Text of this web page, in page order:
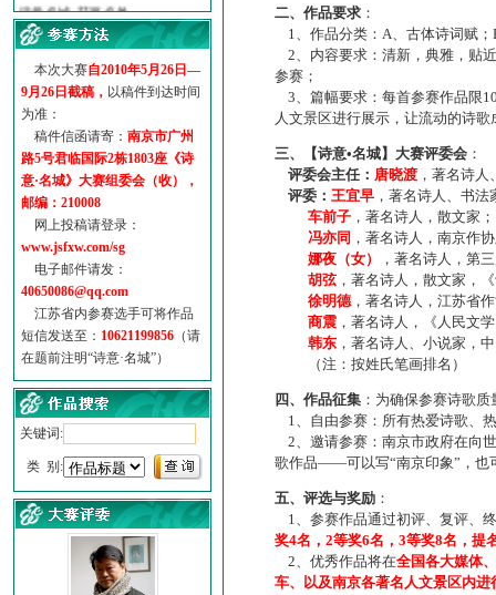
·【诗意·名城】地铁展示作...
诗意名城·地铁时间
参赛作品多达5000多首
“诗意·名城”晒诗会
特别通知--致广大诗词爱好...
本次大赛自2010年5月26日—
9月26日截稿， 以稿件到达时间
为准：
稿件信函请寄： 南京市广州
路5号君临国际2栋1803座《诗
意·名城》大赛组委会（收），
邮编：210008
网上投稿请登录：
www.jsfxw.com/sg
电子邮件请发：
40650086@qq.com
江苏省内参赛选手可将作品
短信发送至： 10621199856 （请
在题前注明“诗意·名城”）
关键词:
类 别:
二、作品要求 ：
1、作品分类：A、古体诗词赋；
2、内容要求：清新，典雅，贴
参赛；
3、篇幅要求：每首参赛作品限
人文景区进行展示，让流动的诗
三、【诗意•名城】大赛评委会 ：
评委会主任： 唐晓渡 ，著名诗
评委： 王宜早 ，著名诗人、书
车前子 ，著名诗人，散文家；
冯亦同 ，著名诗人，南京作
娜夜（女）
，著名诗人，第
胡弦，著名诗人，散文家，
徐明德，著名诗人，江苏省
商震 ，著名诗人，《人民文
韩东 ，著名诗人、小说家，
（注：按姓氏笔画排名）
四、作品征集 ：为确保参赛诗歌
1、自由参赛：所有热爱诗歌、
2、邀请参赛：南京市政府在向
歌作品——可以写“南京印象”，也
五、评选与奖励 ：
1、参赛作品通过初评、复评、
奖4名，2等奖6名，3等奖8名，提
2、优秀作品将在全国各大媒体
车、以及南京各著名人文景区内进